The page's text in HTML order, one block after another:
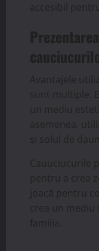
accesibil
Avantajele
sunt multiple.
un mediu
asemenea,
și solul de
Cauuciucurile
pentru a crea
joacă pentru
crea un mediu
familia.